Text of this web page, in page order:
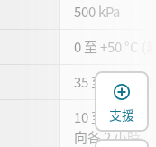
500 kPa
0 至 +50 °C (
35 至 85 %
10 至 55 Hz
向各 2 小時
支援